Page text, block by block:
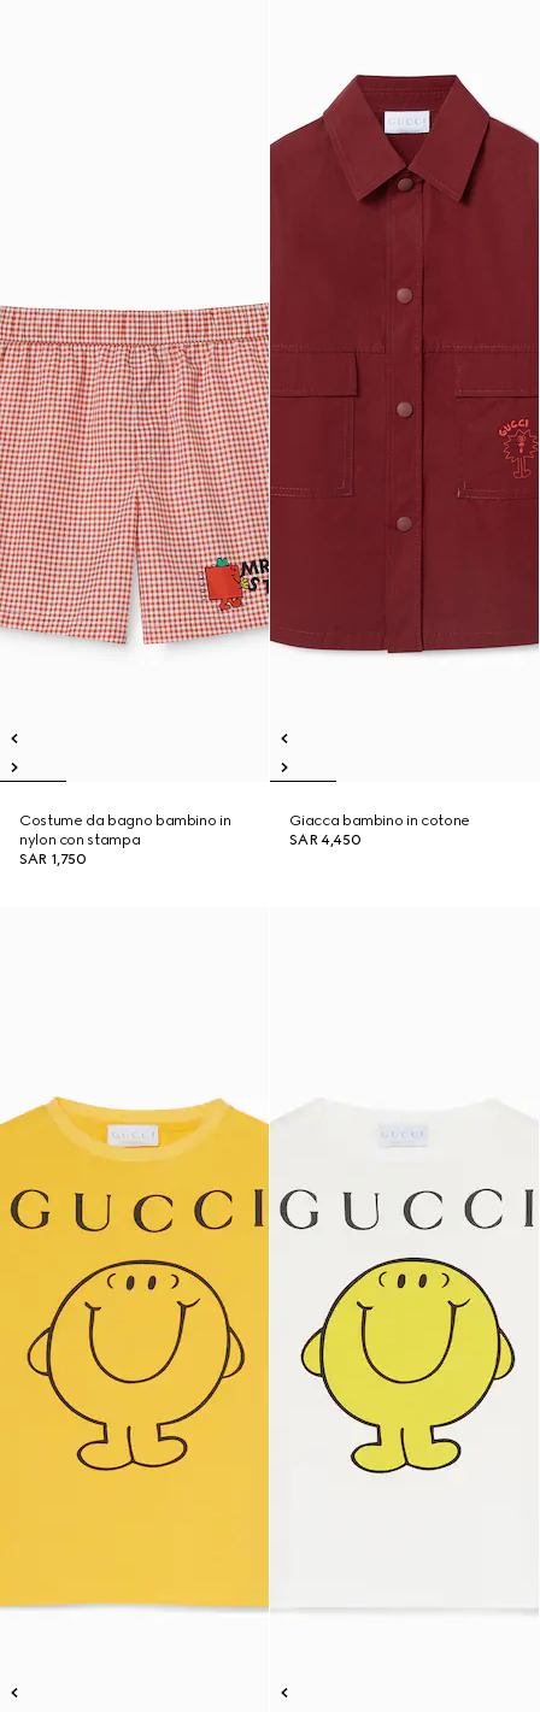
Costume da bagno bambino in
nylon con stampa
SAR 1,750
Giacca bambino in cotone
SAR 4,450